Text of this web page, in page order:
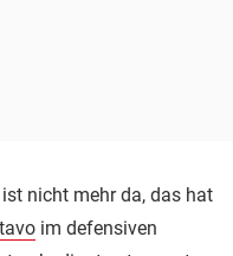
nicht mehr da, das hat
im defensiven